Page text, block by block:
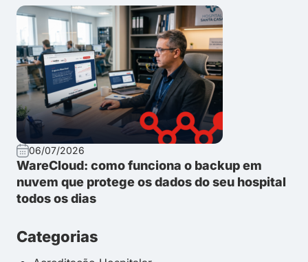
06/07/2026
WareCloud: como funciona o backup em
nuvem que protege os dados do seu hospital
todos os dias
Categorias